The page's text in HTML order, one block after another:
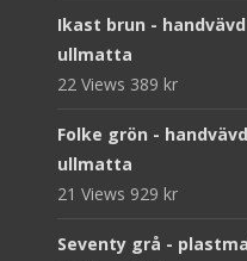
Ikast brun - handvävd
ullmatta
22 Views 389 kr
Folke grön - handvävd
ullmatta
21 Views 929 kr
Seventy grå -